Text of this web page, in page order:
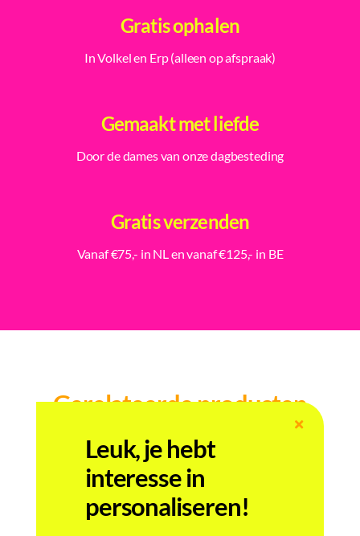
Gratis ophalen
In Volkel en Erp (alleen op afspraak)
Gemaakt met liefde
Door de dames van onze dagbesteding
Gratis verzenden
Vanaf €75,- in NL en vanaf €125,- in BE
Gerelateerde producten
Leuk, je hebt
interesse in
personaliseren!